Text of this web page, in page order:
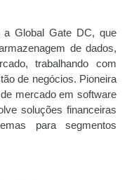
a Global Gate DC, que
de dados,
trabalhando com
de negócios. Pioneira
mercado em software
soluções financeiras
para segmentos